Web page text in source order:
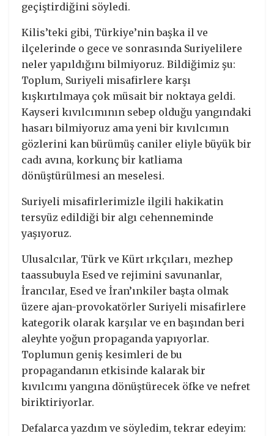
geçiştirdiğini söyledi.
Kilis’teki gibi, Türkiye’nin başka il ve
ilçelerinde o gece ve sonrasında Suriyelilere
neler yapıldığını bilmiyoruz. Bildiğimiz şu:
Toplum, Suriyeli misafirlere karşı
kışkırtılmaya çok müsait bir noktaya geldi.
Kayseri kıvılcımının sebep olduğu yangındaki
hasarı bilmiyoruz ama yeni bir kıvılcımın
gözlerini kan bürümüş caniler eliyle büyük bir
cadı avına, korkunç bir katliama
dönüştürülmesi an meselesi.
Suriyeli misafirlerimizle ilgili hakikatin
tersyüz edildiği bir algı cehenneminde
yaşıyoruz.
Ulusalcılar, Türk ve Kürt ırkçıları, mezhep
taassubuyla Esed ve rejimini savunanlar,
İrancılar, Esed ve İran’ınkiler başta olmak
üzere ajan-provokatörler Suriyeli misafirlere
kategorik olarak karşılar ve en başından beri
aleyhte yoğun propaganda yapıyorlar.
Toplumun geniş kesimleri de bu
propagandanın etkisinde kalarak bir
kıvılcımı yangına dönüştürecek öfke ve nefret
biriktiriyorlar.
Defalarca yazdım ve söyledim, tekrar edeyim: